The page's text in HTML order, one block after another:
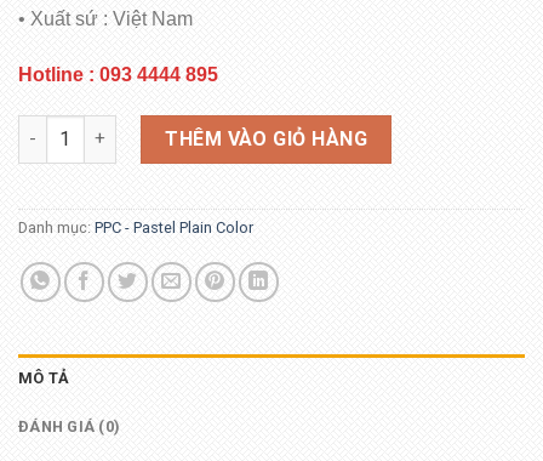
• Xuất sứ : Việt Nam
Hotline : 093 4444 895
INAX-255/PPC-23 số lượngTHÊM VÀO GIỎ HÀNG
Danh mục: PPC - Pastel Plain Color
MÔ TẢ
ĐÁNH GIÁ (0)